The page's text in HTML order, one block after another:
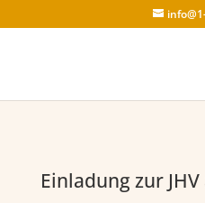
Einladung zur